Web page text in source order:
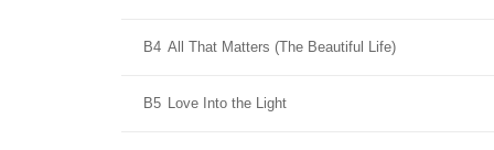
B4 All That Matters (The Beautiful Life)
B5 Love Into the Light